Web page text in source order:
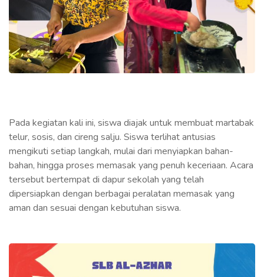
Pada kegiatan kali ini, siswa diajak untuk membuat martabak
telur, sosis, dan cireng salju. Siswa terlihat antusias
mengikuti setiap langkah, mulai dari menyiapkan bahan-
bahan, hingga proses memasak yang penuh keceriaan. Acara
tersebut bertempat di dapur sekolah yang telah
dipersiapkan dengan berbagai peralatan memasak yang
aman dan sesuai dengan kebutuhan siswa.